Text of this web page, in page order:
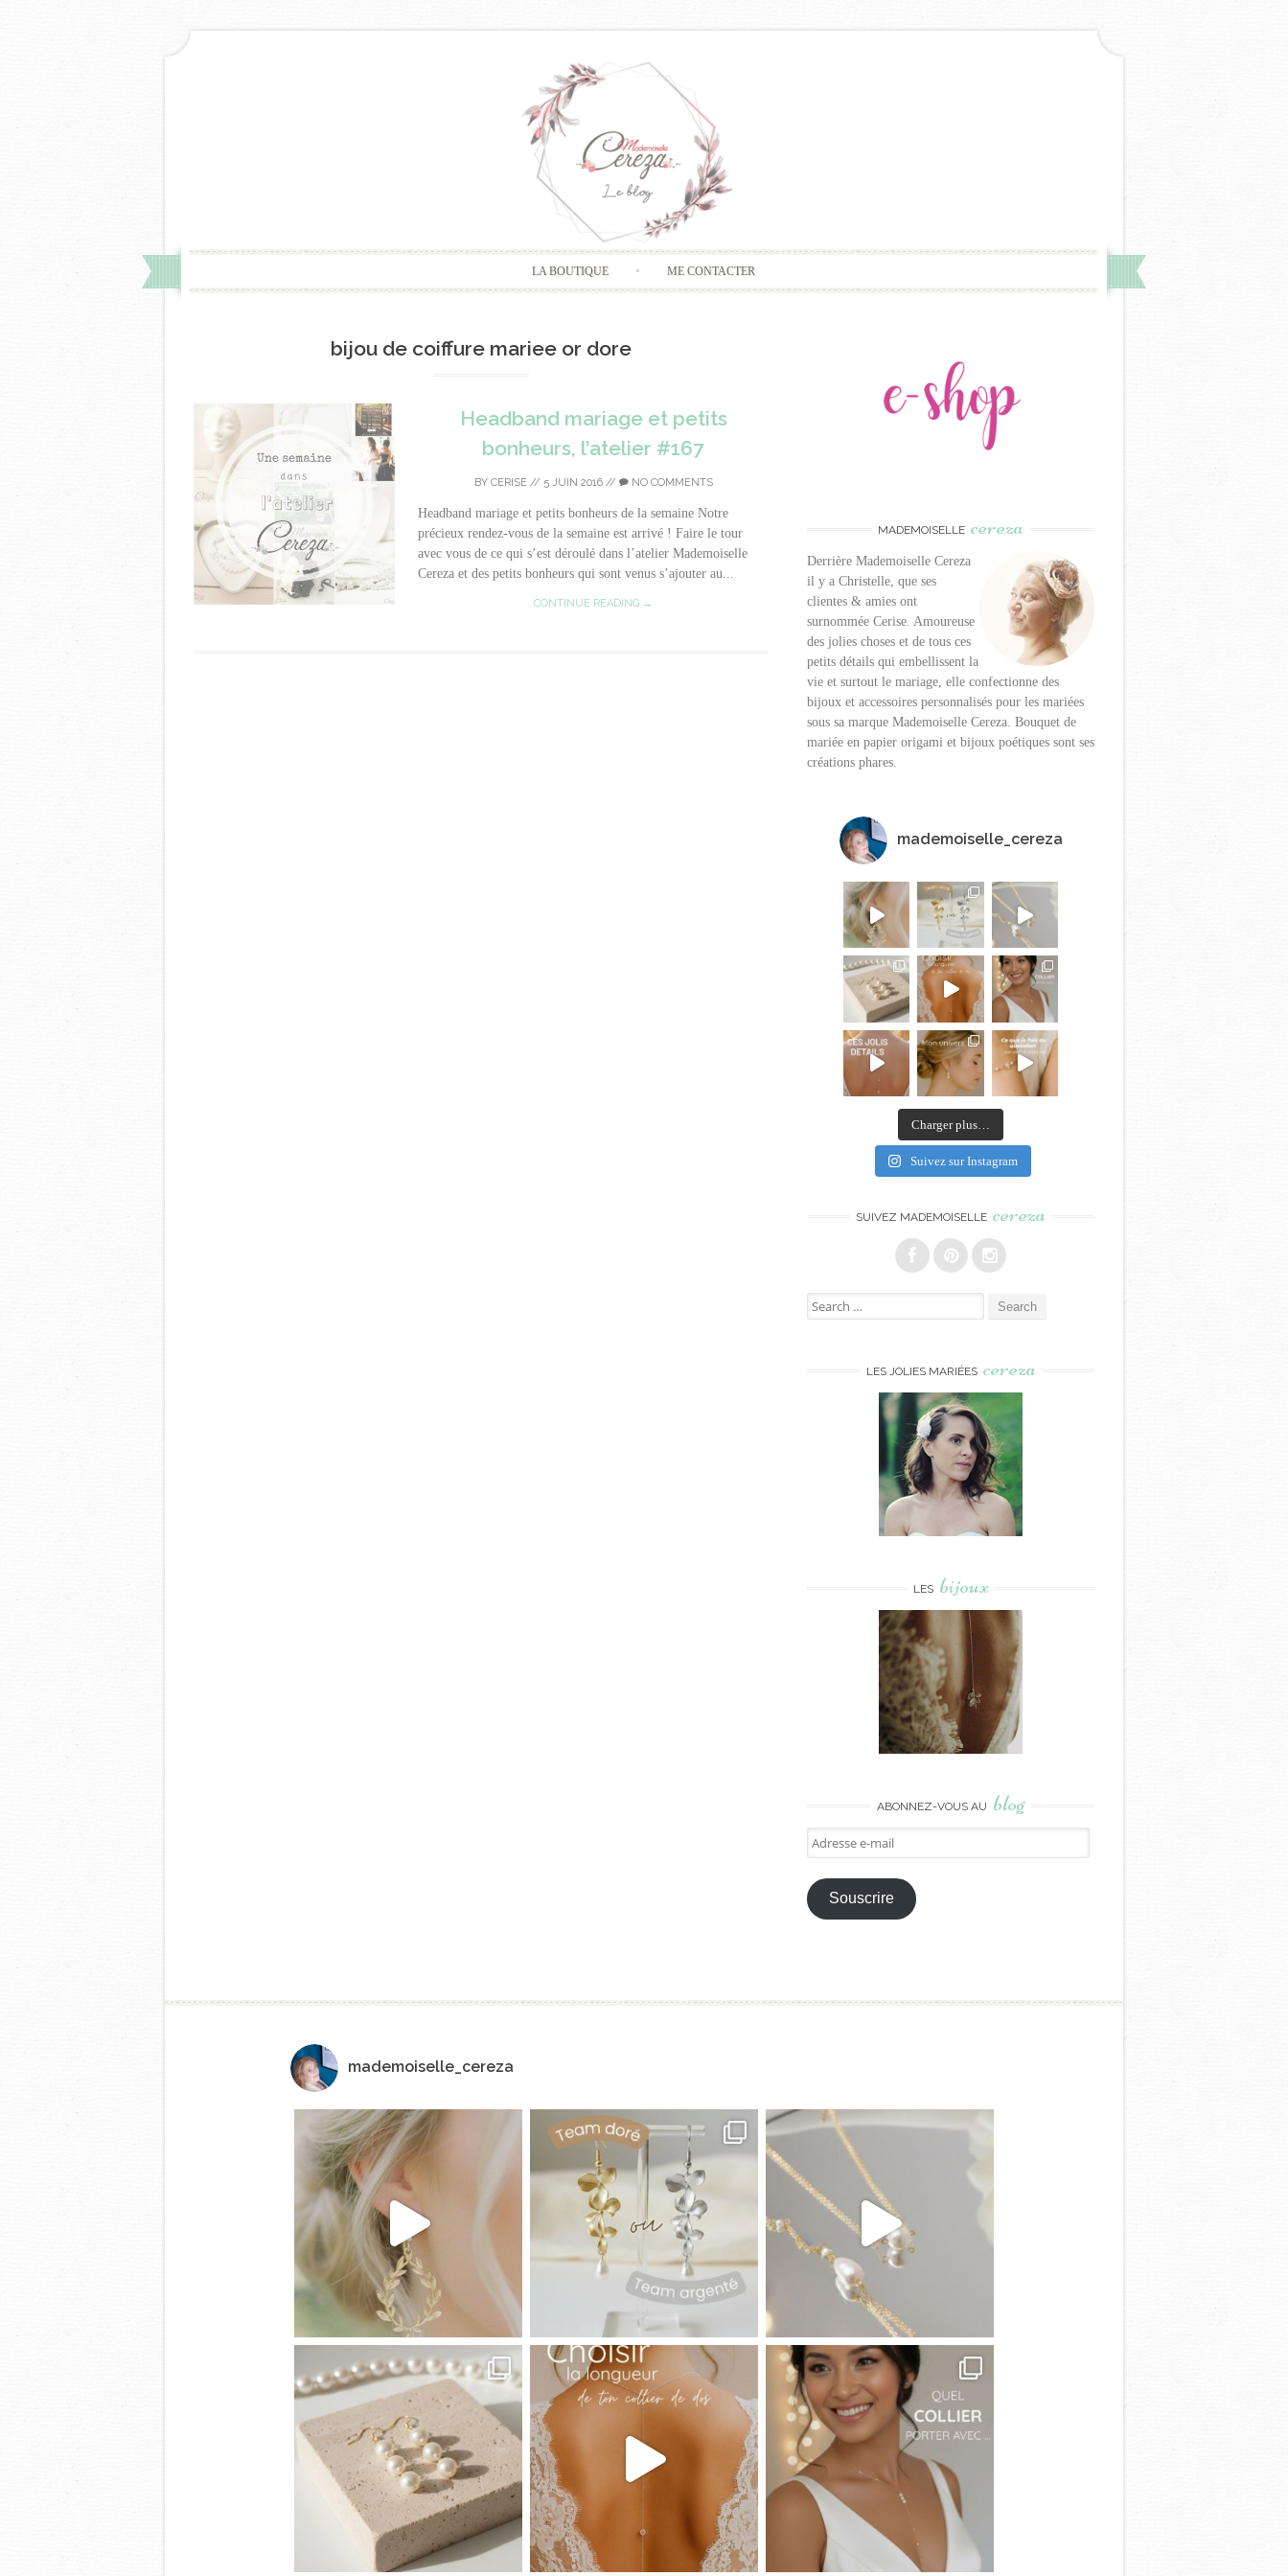
LA BOUTIQUE ME CONTACTER
bijou de coiffure mariee or dore
Headband mariage et petits
bonheurs, l’atelier #167
BY CERISE// 5 JUIN 2016// NO COMMENTS
Headband mariage et petits bonheurs de la semaine Notre
précieux rendez-vous de la semaine est arrivé ! Faire le tour
avec vous de ce qui s’est déroulé dans l’atelier Mademoiselle
Cereza et des petits bonheurs qui sont venus s’ajouter au...
CONTINUE READING →
MADEMOISELLE cereza
Derrière Mademoiselle Cereza
il y a Christelle, que ses
clientes & amies ont
surnommée Cerise. Amoureuse
des jolies choses et de tous ces
petits détails qui embellissent la
vie et surtout le mariage, elle confectionne des
bijoux et accessoires personnalisés pour les mariées
sous sa marque Mademoiselle Cereza. Bouquet de
mariée en papier origami et bijoux poétiques sont ses
créations phares.
mademoiselle_cereza
Charger plus…
Suivez sur Instagram
SUIVEZ MADEMOISELLE cereza
Search
for:
LES JOLIES MARIÉES cereza
LES bijoux
ABONNEZ-VOUS AU blog
Adresse
e-
mail
Souscrire
mademoiselle_cereza